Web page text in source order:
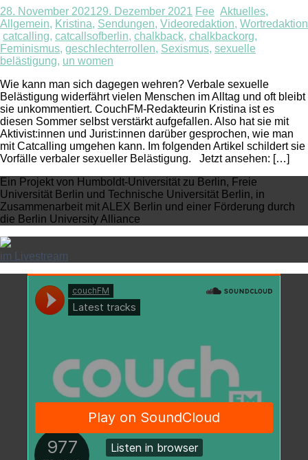
28. November 202129. Dezember 2021 Fee Aktuelles,
Allgemein, Kristina, Sendungen, Videoredaktion, Wortredaktion
catcalling, catcallsofberlin, chalkback, chalkbackorg,
Feminismus, geschlechterrollen, Sexismus, sexuelle
belästigung, un women
Wie kann man sich dagegen wehren? Verbale sexuelle
Belästigung widerfährt vielen Menschen im Alltag und oft bleibt
sie unkommentiert. CouchFM-Redakteurin Kristina ist es
diesen Sommer selbst verstärkt aufgefallen. Also hat sie mit
Aktivist:innen und Jurist:innen darüber gesprochen, wie man
mit Catcalling umgehen kann. Im folgenden Artikel schildert sie
Vorfälle verbaler sexueller Belästigung. Jetzt ansehen: […]
Ein Projekt von Humboldt-Universität zu Berlin, Freie
Universität Berlin und Technische Universität Berlin, in
Zusammenarbeit mit ALEX Berlin und einer Förderung durch
die Berlin University Alliance
im Livestream